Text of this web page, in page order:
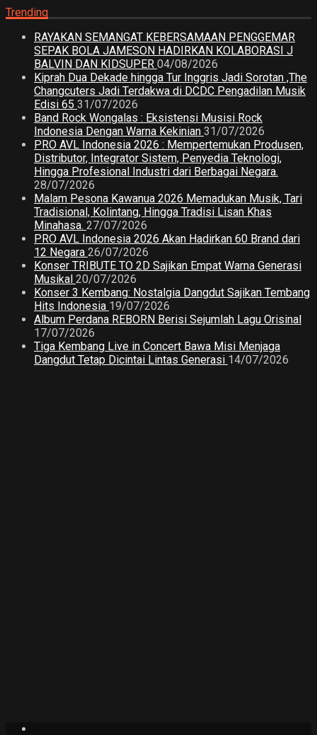
Trending
RAYAKAN SEMANGAT KEBERSAMAAN PENGGEMAR
SEPAK BOLA JAMESON HADIRKAN KOLABORASI J
BALVIN DAN KIDSUPER 04/08/2026
Kiprah Dua Dekade hingga Tur Inggris Jadi Sorotan ,The
Changcuters Jadi Terdakwa di DCDC Pengadilan Musik
Edisi 65 31/07/2026
Band Rock Wongalas : Eksistensi Musisi Rock
Indonesia Dengan Warna Kekinian 31/07/2026
PRO AVL Indonesia 2026 : Mempertemukan Produsen,
Distributor, Integrator Sistem, Penyedia Teknologi,
Hingga Profesional Industri dari Berbagai Negara.
28/07/2026
Malam Pesona Kawanua 2026 Memadukan Musik, Tari
Tradisional, Kolintang, Hingga Tradisi Lisan Khas
Minahasa. 27/07/2026
PRO AVL Indonesia 2026 Akan Hadirkan 60 Brand dari
12 Negara 26/07/2026
Konser TRIBUTE TO 2D Sajikan Empat Warna Generasi
Musikal 20/07/2026
Konser 3 Kembang: Nostalgia Dangdut Sajikan Tembang
Hits Indonesia 19/07/2026
Album Perdana REBORN Berisi Sejumlah Lagu Orisinal
17/07/2026
Tiga Kembang Live in Concert Bawa Misi Menjaga
Dangdut Tetap Dicintai Lintas Generasi 14/07/2026